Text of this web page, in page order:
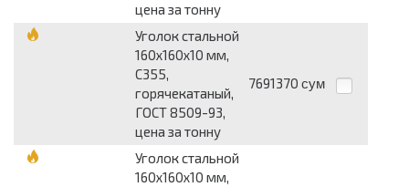
цена за тонну
Уголок стальной
160х160х10 мм,
С355,
горячекатаный,
ГОСТ 8509-93,
цена за тонну
7691370 сум
Уголок стальной
160х160х10 мм,